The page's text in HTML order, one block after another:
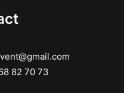
82 70 73